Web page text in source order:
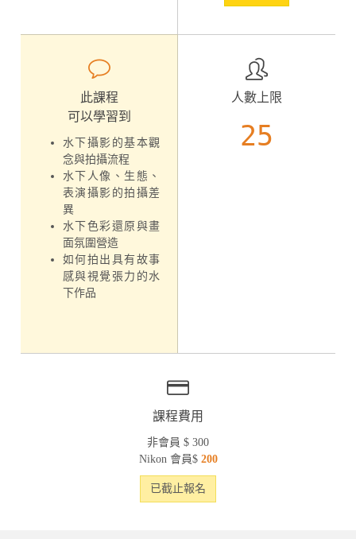
此課程
可以學習到
水下攝影的基本觀
念與拍攝流程
水下人像、生態、
表演攝影的拍攝差
異
水下色彩還原與畫
面氛圍營造
如何拍出具有故事
感與視覺張力的水
下作品
人數上限
25
課程費用
非會員 $ 300
Nikon 會員$ 200
已截止報名